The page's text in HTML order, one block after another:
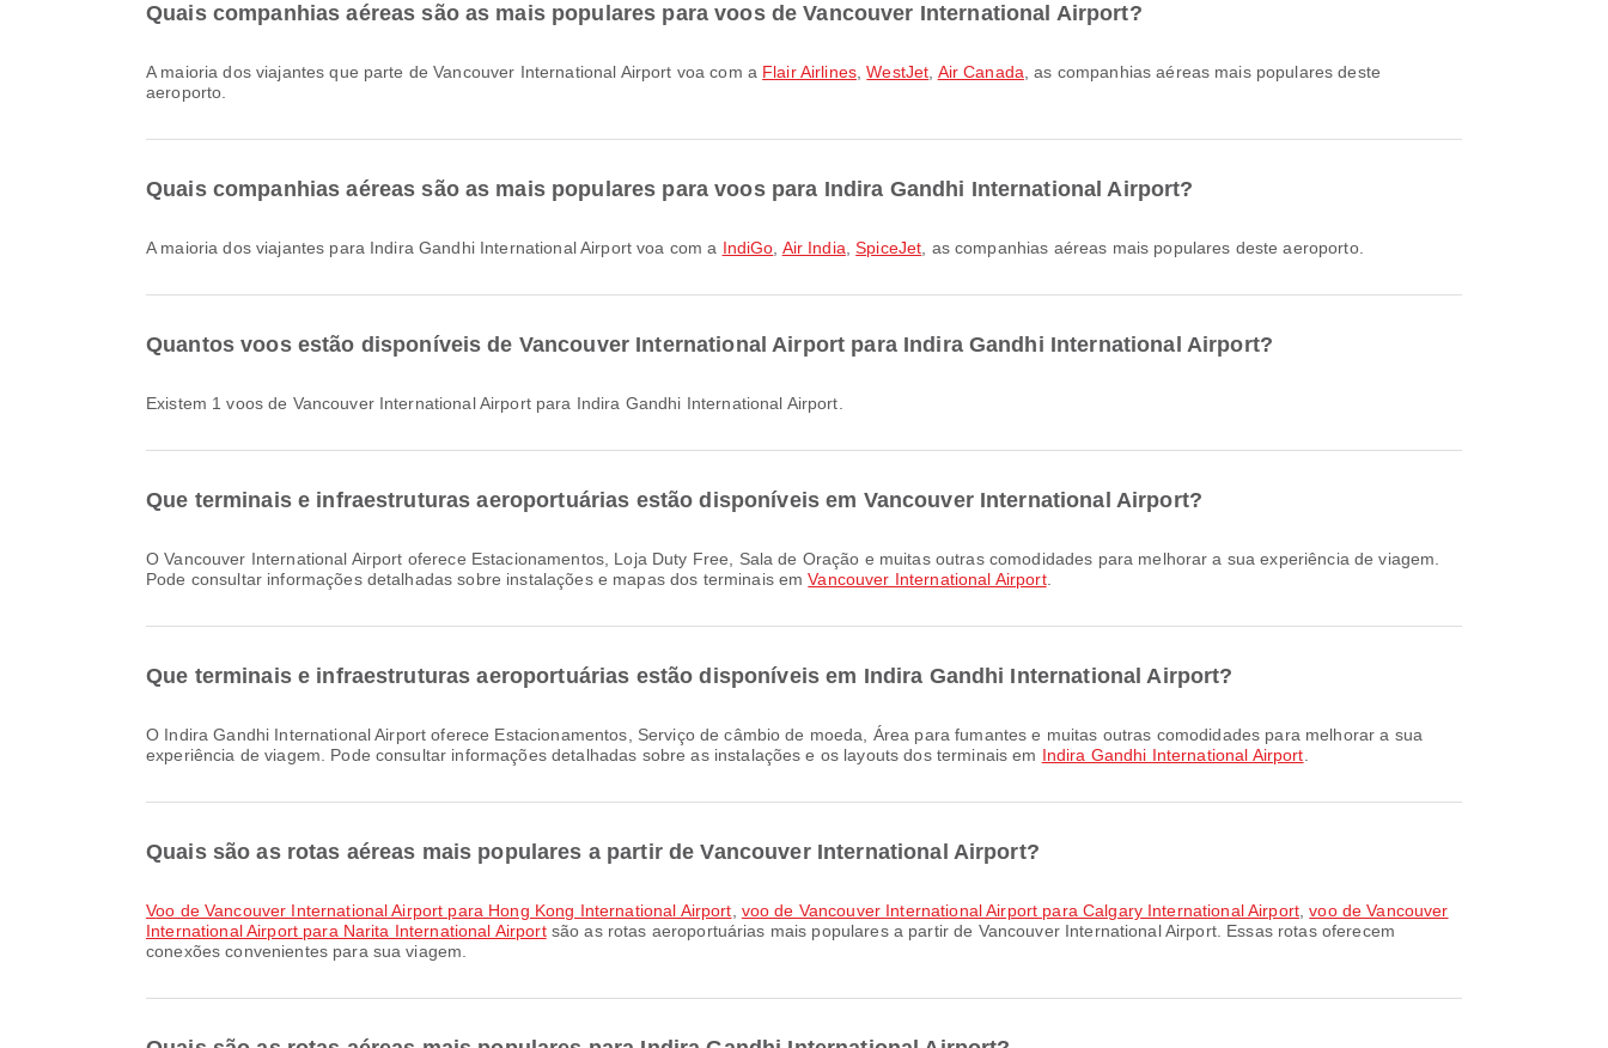
Quais companhias aéreas são as mais populares para voos de Vancouver International Airport?
A maioria dos viajantes que parte de Vancouver International Airport voa com a Flair Airlines ,WestJet Air Canada , as companhias aéreas mais populares deste
aeroporto.
Quais companhias aéreas são as mais populares para voos para Indira Gandhi International Airport?
A maioria dos viajantes para Indira Gandhi International Airport voa com a IndiGo Air India ,SpiceJet , as companhias aéreas mais populares deste aeroporto.
Quantos voos estão disponíveis de Vancouver International Airport para Indira Gandhi International Airport?
Existem 1 voos de Vancouver International Airport para Indira Gandhi International Airport.
Que terminais e infraestruturas aeroportuárias estão disponíveis em Vancouver International Airport?
O Vancouver International Airport oferece Estacionamentos, Loja Duty Free, Sala de Oração e muitas outras comodidades para melhorar a sua experiência de viagem.
Pode consultar informações detalhadas sobre instalações e mapas dos terminais emVancouver International Airport.
Que terminais e infraestruturas aeroportuárias estão disponíveis em Indira Gandhi International Airport?
O Indira Gandhi International Airport oferece Estacionamentos, Serviço de câmbio de moeda, Área para fumantes e muitas outras comodidades para melhorar a sua
experiência de viagem. Pode consultar informações detalhadas sobre as instalações e os layouts dos terminais em Indira Gandhi International Airport
Quais são as rotas aéreas mais populares a partir de Vancouver International Airport?
voo de Vancouver International Airport para Hong Kong International Airport voo de Vancouver International Airport para Calgary International Airport ,voo de Vancouver
International Airport para Narita International Airportsão as rotas aeroportuárias mais populares a partir de Vancouver International Airport. Essas rotas oferecem
conexões convenientes para sua viagem.